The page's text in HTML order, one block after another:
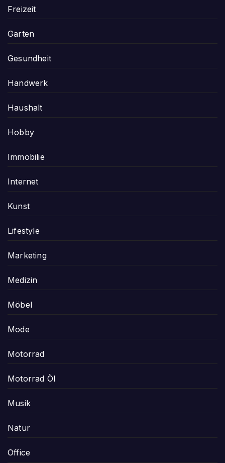
Freizeit
Garten
Gesundheit
Handwerk
Haushalt
Hobby
Immobilie
Internet
Kunst
Lifestyle
Marketing
Medizin
Möbel
Mode
Motorrad
Motorrad Öl
Musik
Natur
Office